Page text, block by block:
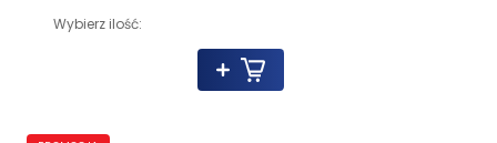
Wybierz ilość: